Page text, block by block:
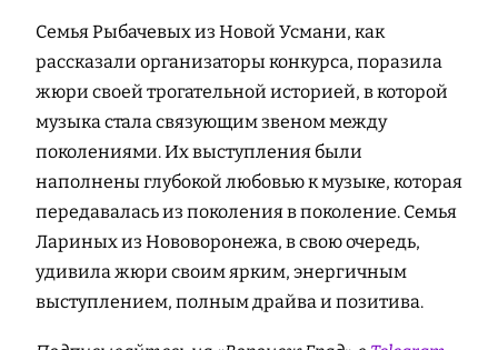
Семья Рыбачевых из Новой Усмани, как
рассказали организаторы конкурса, поразила
жюри своей трогательной историей, в которой
музыка стала связующим звеном между
поколениями. Их выступления были
наполнены глубокой любовью к музыке, которая
передавалась из поколения в поколение. Семья
Лариных из Нововоронежа, в свою очередь,
удивила жюри своим ярким, энергичным
выступлением, полным драйва и позитива.